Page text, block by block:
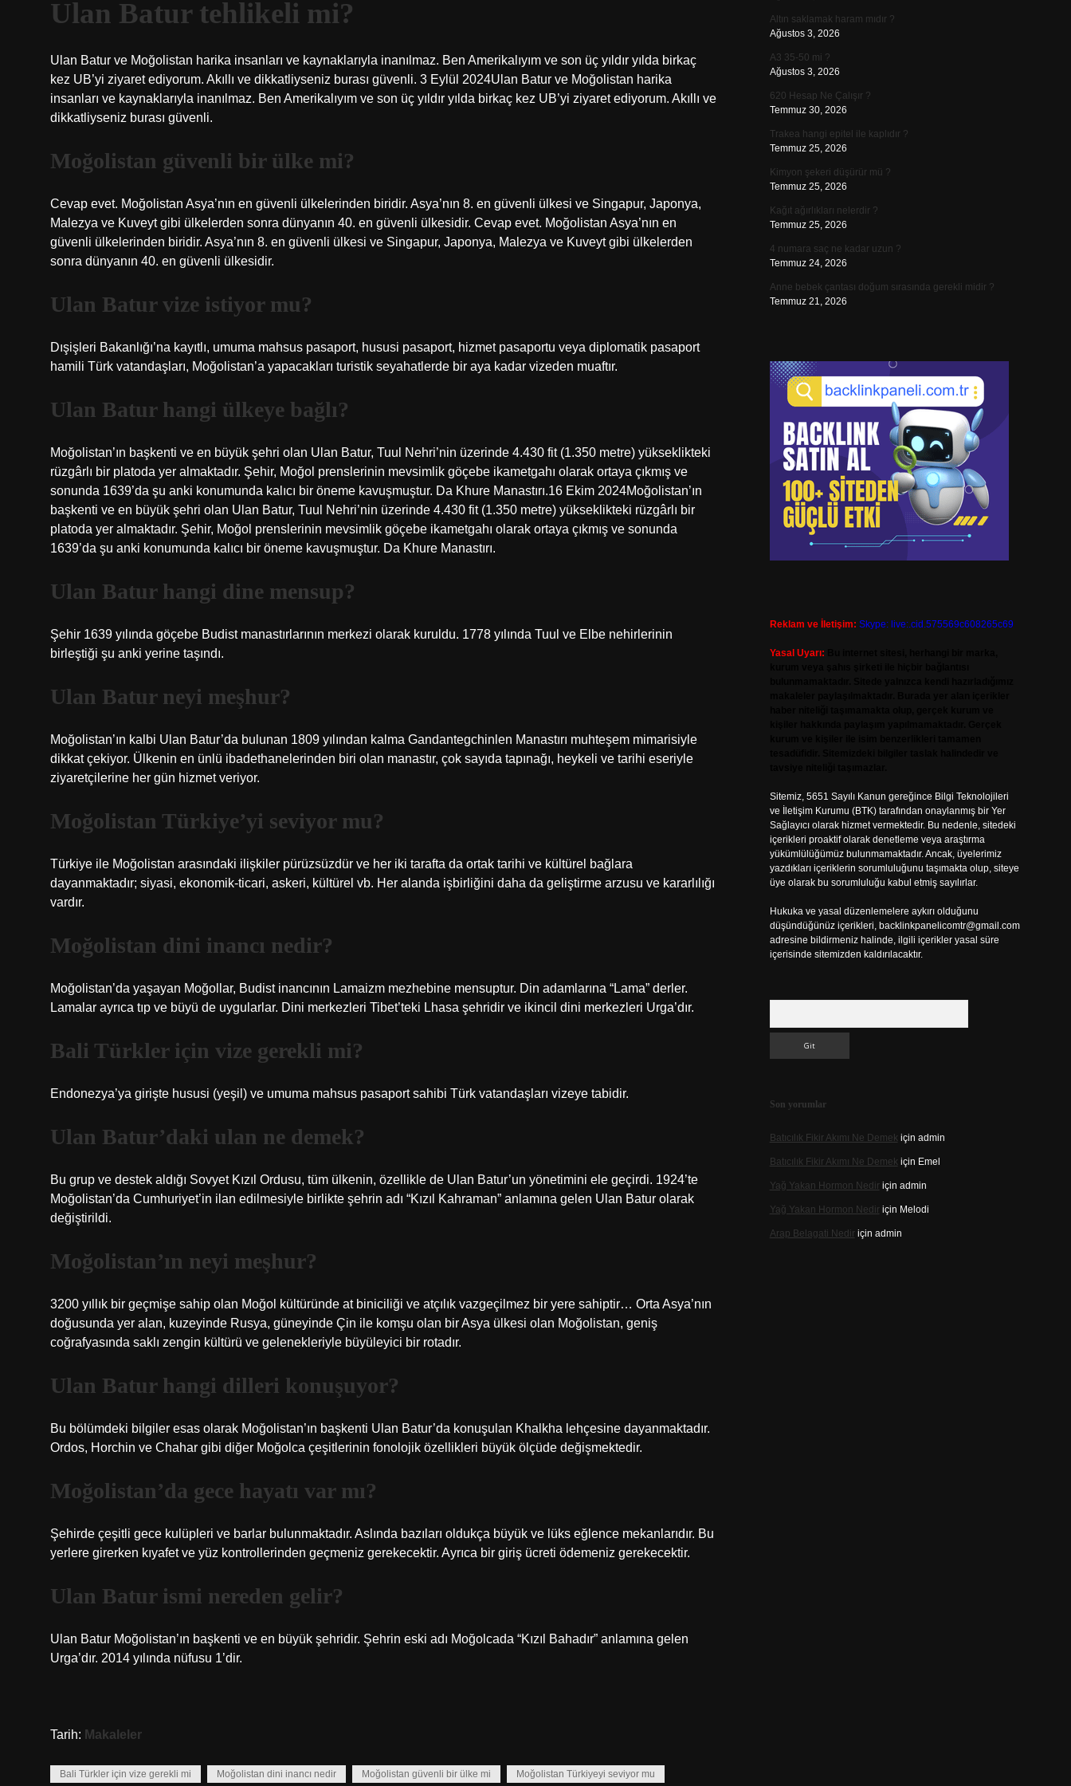
Ulan Batur tehlikeli mi?
Ulan Batur ve Moğolistan harika insanları ve kaynaklarıyla inanılmaz. Ben Amerikalıyım ve son üç yıldır yılda birkaç
kez UB’yi ziyaret ediyorum. Akıllı ve dikkatliyseniz burası güvenli. 3 Eylül 2024Ulan Batur ve Moğolistan harika
insanları ve kaynaklarıyla inanılmaz. Ben Amerikalıyım ve son üç yıldır yılda birkaç kez UB’yi ziyaret ediyorum. Akıllı ve
dikkatliyseniz burası güvenli.
Moğolistan güvenli bir ülke mi?
Cevap evet. Moğolistan Asya’nın en güvenli ülkelerinden biridir. Asya’nın 8. en güvenli ülkesi ve Singapur, Japonya,
Malezya ve Kuveyt gibi ülkelerden sonra dünyanın 40. en güvenli ülkesidir. Cevap evet. Moğolistan Asya’nın en
güvenli ülkelerinden biridir. Asya’nın 8. en güvenli ülkesi ve Singapur, Japonya, Malezya ve Kuveyt gibi ülkelerden
sonra dünyanın 40. en güvenli ülkesidir.
Ulan Batur vize istiyor mu?
Dışişleri Bakanlığı’na kayıtlı, umuma mahsus pasaport, hususi pasaport, hizmet pasaportu veya diplomatik pasaport
hamili Türk vatandaşları, Moğolistan’a yapacakları turistik seyahatlerde bir aya kadar vizeden muaftır.
Ulan Batur hangi ülkeye bağlı?
Moğolistan’ın başkenti ve en büyük şehri olan Ulan Batur, Tuul Nehri’nin üzerinde 4.430 fit (1.350 metre) yükseklikteki
rüzgârlı bir platoda yer almaktadır. Şehir, Moğol prenslerinin mevsimlik göçebe ikametgahı olarak ortaya çıkmış ve
sonunda 1639’da şu anki konumunda kalıcı bir öneme kavuşmuştur. Da Khure Manastırı.16 Ekim 2024Moğolistan’ın
başkenti ve en büyük şehri olan Ulan Batur, Tuul Nehri’nin üzerinde 4.430 fit (1.350 metre) yükseklikteki rüzgârlı bir
platoda yer almaktadır. Şehir, Moğol prenslerinin mevsimlik göçebe ikametgahı olarak ortaya çıkmış ve sonunda
1639’da şu anki konumunda kalıcı bir öneme kavuşmuştur. Da Khure Manastırı.
Ulan Batur hangi dine mensup?
Şehir 1639 yılında göçebe Budist manastırlarının merkezi olarak kuruldu. 1778 yılında Tuul ve Elbe nehirlerinin
birleştiği şu anki yerine taşındı.
Ulan Batur neyi meşhur?
Moğolistan’ın kalbi Ulan Batur’da bulunan 1809 yılından kalma Gandantegchinlen Manastırı muhteşem mimarisiyle
dikkat çekiyor. Ülkenin en ünlü ibadethanelerinden biri olan manastır, çok sayıda tapınağı, heykeli ve tarihi eseriyle
ziyaretçilerine her gün hizmet veriyor.
Moğolistan Türkiye’yi seviyor mu?
Türkiye ile Moğolistan arasındaki ilişkiler pürüzsüzdür ve her iki tarafta da ortak tarihi ve kültürel bağlara
dayanmaktadır; siyasi, ekonomik-ticari, askeri, kültürel vb. Her alanda işbirliğini daha da geliştirme arzusu ve kararlılığı
vardır.
Moğolistan dini inancı nedir?
Moğolistan’da yaşayan Moğollar, Budist inancının Lamaizm mezhebine mensuptur. Din adamlarına “Lama” derler.
Lamalar ayrıca tıp ve büyü de uygularlar. Dini merkezleri Tibet’teki Lhasa şehridir ve ikincil dini merkezleri Urga’dır.
Bali Türkler için vize gerekli mi?
Endonezya’ya girişte hususi (yeşil) ve umuma mahsus pasaport sahibi Türk vatandaşları vizeye tabidir.
Ulan Batur’daki ulan ne demek?
Bu grup ve destek aldığı Sovyet Kızıl Ordusu, tüm ülkenin, özellikle de Ulan Batur’un yönetimini ele geçirdi. 1924’te
Moğolistan’da Cumhuriyet’in ilan edilmesiyle birlikte şehrin adı “Kızıl Kahraman” anlamına gelen Ulan Batur olarak
değiştirildi.
Moğolistan’ın neyi meşhur?
3200 yıllık bir geçmişe sahip olan Moğol kültüründe at biniciliği ve atçılık vazgeçilmez bir yere sahiptir… Orta Asya’nın
doğusunda yer alan, kuzeyinde Rusya, güneyinde Çin ile komşu olan bir Asya ülkesi olan Moğolistan, geniş
coğrafyasında saklı zengin kültürü ve gelenekleriyle büyüleyici bir rotadır.
Ulan Batur hangi dilleri konuşuyor?
Bu bölümdeki bilgiler esas olarak Moğolistan’ın başkenti Ulan Batur’da konuşulan Khalkha lehçesine dayanmaktadır.
Ordos, Horchin ve Chahar gibi diğer Moğolca çeşitlerinin fonolojik özellikleri büyük ölçüde değişmektedir.
Moğolistan’da gece hayatı var mı?
Şehirde çeşitli gece kulüpleri ve barlar bulunmaktadır. Aslında bazıları oldukça büyük ve lüks eğlence mekanlarıdır. Bu
yerlere girerken kıyafet ve yüz kontrollerinden geçmeniz gerekecektir. Ayrıca bir giriş ücreti ödemeniz gerekecektir.
Ulan Batur ismi nereden gelir?
Ulan Batur Moğolistan’ın başkenti ve en büyük şehridir. Şehrin eski adı Moğolcada “Kızıl Bahadır” anlamına gelen
Urga’dır. 2014 yılında nüfusu 1’dir.
Tarih: Makaleler
Bali Türkler için vize gerekli mi Moğolistan dini inancı nedir Moğolistan güvenli bir ülke mi Moğolistan Türkiyeyi seviyor mu
Altın saklamak haram mıdır ?
Ağustos 3, 2026
A3 35-50 mi ?
Ağustos 3, 2026
620 Hesap Ne Çalışır ?
Temmuz 30, 2026
Trakea hangi epitel ile kaplıdır ?
Temmuz 25, 2026
Kimyon şekeri düşürür mü ?
Temmuz 25, 2026
Kağıt ağırlıkları nelerdir ?
Temmuz 25, 2026
4 numara saç ne kadar uzun ?
Temmuz 24, 2026
Anne bebek çantası doğum sırasında gerekli midir ?
Temmuz 21, 2026
Reklam ve İletişim: Skype: live:.cid.575569c608265c69
Yasal Uyarı:
Sitemiz, 5651 Sayılı Kanun gereğince Bilgi Teknolojileri
ve İletişim Kurumu (BTK) tarafından onaylanmış bir Yer
Sağlayıcı olarak hizmet vermektedir. Bu nedenle, sitedeki
içerikleri proaktif olarak denetleme veya araştırma
yükümlülüğümüz bulunmamaktadır. Ancak, üyelerimiz
yazdıkları içeriklerin sorumluluğunu taşımakta olup, siteye
üye olarak bu sorumluluğu kabul etmiş sayılırlar.
Hukuka ve yasal düzenlemelere aykırı olduğunu
düşündüğünüz içerikleri, backlinkpanelicomtr@gmail.com
adresine bildirmeniz halinde, ilgili içerikler yasal süre
içerisinde sitemizden kaldırılacaktır.
Son yorumlar
Batıcılık Fikir Akımı Ne Demek için admin
Batıcılık Fikir Akımı Ne Demek için Emel
Yağ Yakan Hormon Nediriçin admin
Yağ Yakan Hormon Nediriçin Melodi
Arap Belagati Nediriçin admin